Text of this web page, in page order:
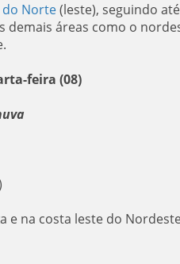
do Norte(leste), seguindo
demais áreas como o
feira (08)
e na costa leste do